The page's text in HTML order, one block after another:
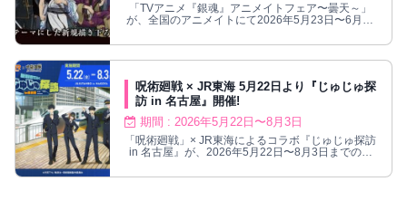
「TVアニメ『銀魂』アニメイトフェア〜曇天～」
が、全国のアニメイトにて2026年5月23日〜6月14
呪術廻戦 × JR東海 5月22日より『じゅじゅ探
訪 in 名古屋』開催!
期間 : 2026年5月22日〜8月3日
「呪術廻戦」× JR東海によるコラボ『じゅじゅ探訪
in 名古屋』が、2026年5月22日〜8月3日までの期